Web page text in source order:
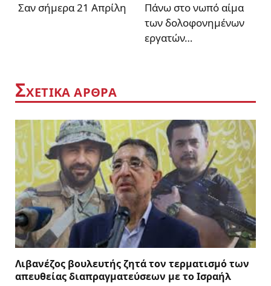
Σαν σήμερα 21 Απρίλη
Πάνω στο νωπό αίμα
των δολοφονημένων
εργατών…
ΣΧΕΤΙΚΑ ΑΡΘΡΑ
Λιβανέζος βουλευτής ζητά τον τερματισμό των
απευθείας διαπραγματεύσεων με το Ισραήλ